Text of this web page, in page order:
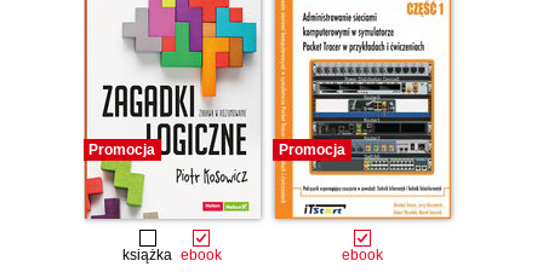
Promocja
książka ebook
Promocja
ebook